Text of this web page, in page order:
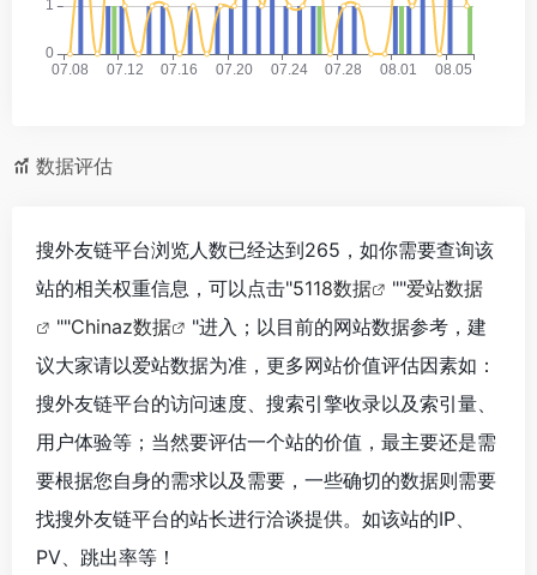
数据评估
搜外友链平台浏览人数已经达到265，如你需要查询该
站的相关权重信息，可以点击"5118数据 ""爱站数据
""Chinaz数据
"进入；以目前的网站数据参考，建
议大家请以爱站数据为准，更多网站价值评估因素如：
搜外友链平台的访问速度、搜索引擎收录以及索引量、
用户体验等；当然要评估一个站的价值，最主要还是需
要根据您自身的需求以及需要，一些确切的数据则需要
找搜外友链平台的站长进行洽谈提供。如该站的IP、
PV、跳出率等！